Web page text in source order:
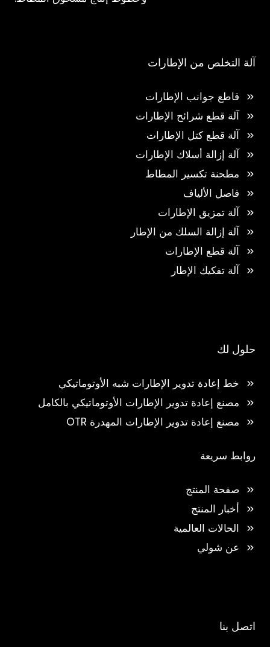
آلة التخلص من الإطارات
قاطع جوانب الإطارات
آلة قطع شرائح الإطارات
آلة قطع كتل الإطارات
آلة إزالة أسلاك الإطارات
مطحنة تكسير المطاط
فاصل الألياف
آلة تمزيق الإطارات
آلة إزالة السلك من الإطار
آلة قطع الإطارات
آلة تفكيك الإطار
حلول لك
خط إعادة تدوير الإطارات شبه الأوتوماتيكي
مصنع إعادة تدوير الإطارات الأوتوماتيكي بالكامل
مصنع إعادة تدوير الإطارات المهدرة OTR
روابط سريعة
صفحة المنتج
أخبار المنتج
الحالات العالمية
عن شولي
اتصل بنا